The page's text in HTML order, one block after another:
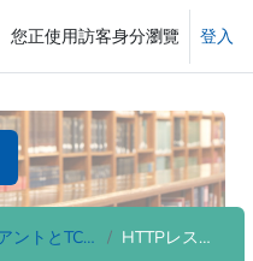
您正使用訪客身分瀏覽 登入
５．HTTPクライアントとTCPサーバ HTTPレスポンス